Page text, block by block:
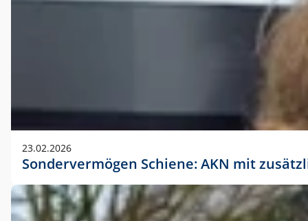
23.02.2026
Sondervermögen Schiene: AKN mit